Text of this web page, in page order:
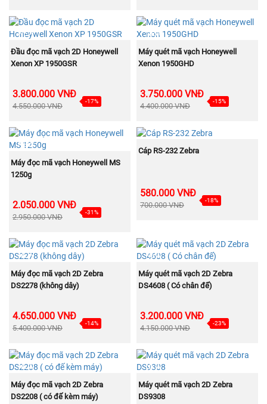
NEW
MUA NGAY
Đầu đọc mã vạch 2D Honeywell
Xenon XP 1950GSR
3.800.000 VNĐ
4.550.000 VNĐ
-17%
NEW
MUA NGAY
Máy quét mã vạch Honeywell
Xenon 1950GHD
3.750.000 VNĐ
4.400.000 VNĐ
-15%
NEW
MUA NGAY
Máy đọc mã vạch Honeywell MS
1250g
2.050.000 VNĐ
2.950.000 VNĐ
-31%
MUA NGAY
Cáp RS-232 Zebra
580.000 VNĐ
700.000 VNĐ
-18%
NEW
MUA NGAY
Máy đọc mã vạch 2D Zebra
DS2278 (không dây)
4.650.000 VNĐ
5.400.000 VNĐ
-14%
NEW
MUA NGAY
Máy quét mã vạch 2D Zebra
DS4608 ( Có chân đế)
3.200.000 VNĐ
4.150.000 VNĐ
-23%
NEW
MUA NGAY
Máy đọc mã vạch 2D Zebra
DS2208 ( có đế kèm máy)
NEW
MUA NGAY
Máy quét mã vạch 2D Zebra
DS9308